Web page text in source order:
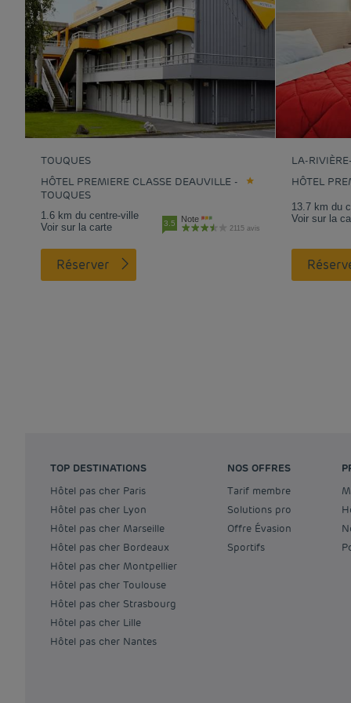
TOUQUES
HÔTEL PREMIERE CLASSE DEAUVILLE -
TOUQUES
1.6 km du centre-ville
Voir sur la carte
3.5 Note
2115 avis
Réserver
LA-
HÔTEL
13.7 km du
Voir sur la
TOP DESTINATIONS
Hôtel pas cher Paris
Hôtel pas cher Lyon
Hôtel pas cher Marseille
Hôtel pas cher Bordeaux
Hôtel pas cher Montpellier
Hôtel pas cher Toulouse
Hôtel pas cher Strasbourg
Hôtel pas cher Lille
Hôtel pas cher Nantes
NOS OFFRES
Tarif membre
Solutions pro
Offre Évasion
Sportifs